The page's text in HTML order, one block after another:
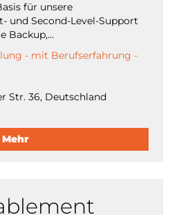
für unsere
und Second-Level-Support
Backup,...
- mit Berufserfahrung -
Str. 36, Deutschland
Mehr